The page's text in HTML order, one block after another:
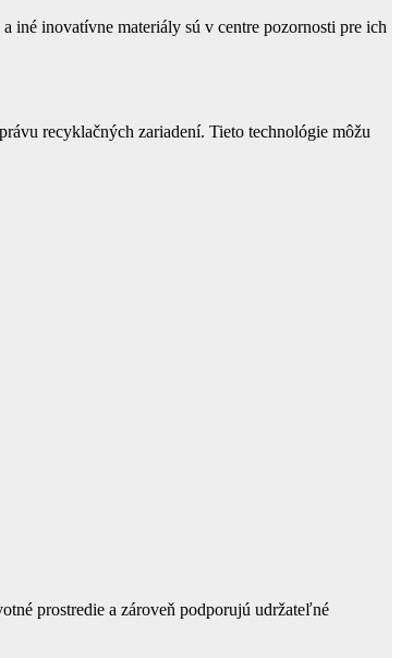
inovatívne materiály sú v centre pozornosti pre ich
recyklačných zariadení. Tieto technológie môžu
prostredie a zároveň podporujú udržateľné